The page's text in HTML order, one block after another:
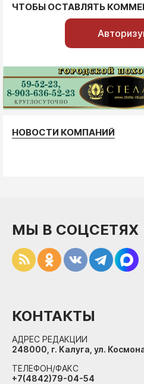
ЧТОБЫ ОСТАВЛЯТЬ
НОВОСТИ КОМПАНИЙ
МЫ В СОЦСЕТЯХ
КОНТАКТЫ
АДРЕС РЕДАКЦИИ
248000, г. Калуга, ул.
ТЕЛЕФОН/ФАКС
+7(4842)79-04-54